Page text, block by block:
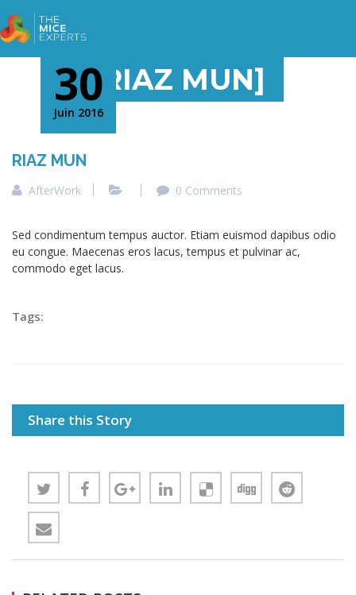
[RIAZ MUN]
30
Juin 2016
RIAZ MUN
AfterWork 0 Comments
Sed condimentum tempus auctor. Etiam euismod dapibus odio
eu congue. Maecenas eros lacus, tempus et pulvinar ac,
commodo eget lacus.
Tags:
Share this Story